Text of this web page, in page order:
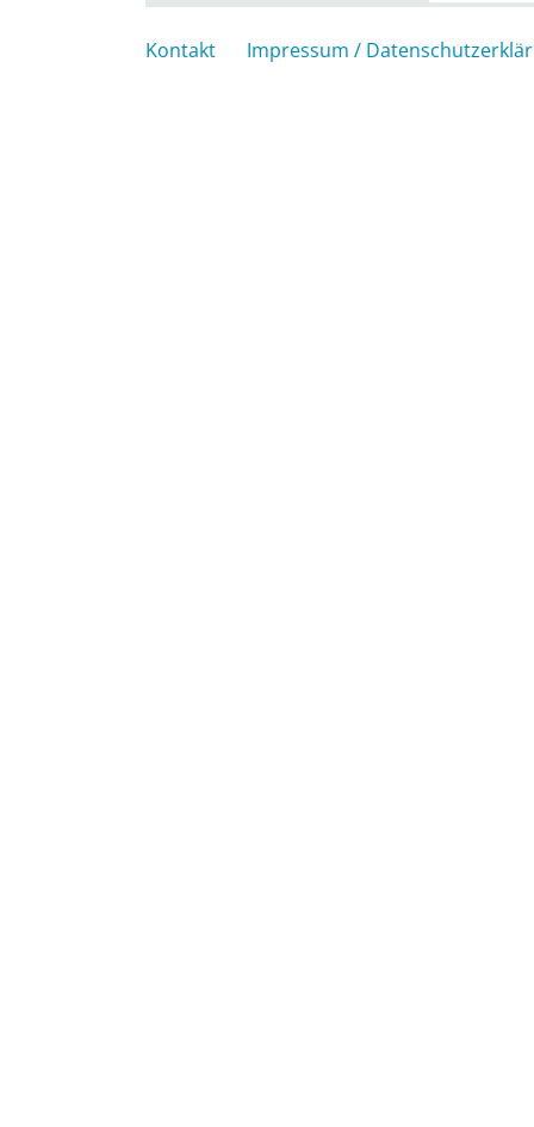
Kontakt Impressum /